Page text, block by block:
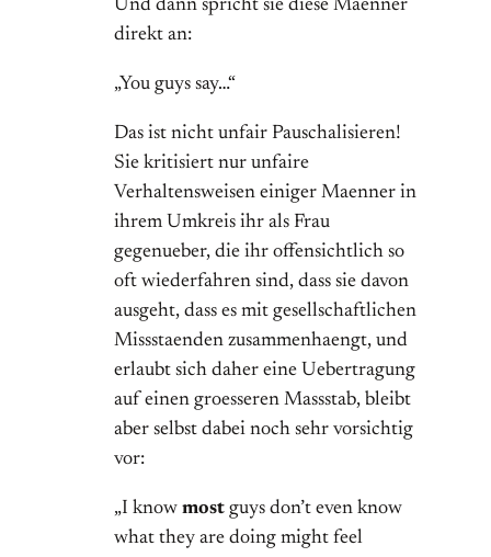
Und dann spricht sie diese Maenner
direkt an:
„You guys say…“
Das ist nicht unfair Pauschalisieren!
Sie kritisiert nur unfaire
Verhaltensweisen einiger Maenner in
ihrem Umkreis ihr als Frau
gegenueber, die ihr offensichtlich so
oft wiederfahren sind, dass sie davon
ausgeht, dass es mit gesellschaftlichen
Missstaenden zusammenhaengt, und
erlaubt sich daher eine Uebertragung
auf einen groesseren Massstab, bleibt
aber selbst dabei noch sehr vorsichtig
vor:
„I know most guys don’t even know
what they are doing might feel